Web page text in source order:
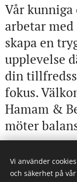
Vår
arbetar
skapa en
upplevelse
din
fokus.
Hamam &
möter
Vi använder
och säkerhet på